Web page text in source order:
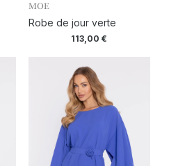
MOE
Robe de jour verte
113,00€